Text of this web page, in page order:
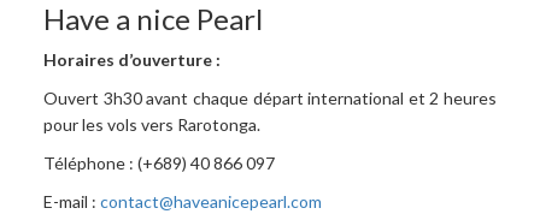
Have a nice Pearl
Horaires d’ouverture :
Ouvert 3h30 avant chaque départ international et 2 heures
pour les vols vers Rarotonga.
Téléphone : (+689) 40 866 097
E-mail : contact@haveanicepearl.com